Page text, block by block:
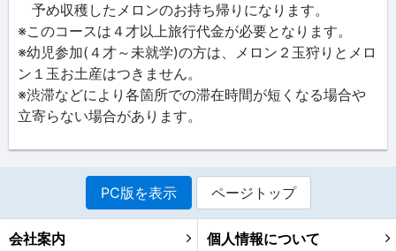
予め収穫したメロンのお持ち帰りになります。
※このコースは４才以上旅行代金が必要となります。
※幼児参加(４才～未就学)の方は、メロン２玉狩りとメロ
ン１玉お土産はつきません。
※渋滞などにより各箇所での滞在時間が短くなる場合や
立寄らない場合があります。
PC版を表示 ページトップ
会社案内 個人情報について